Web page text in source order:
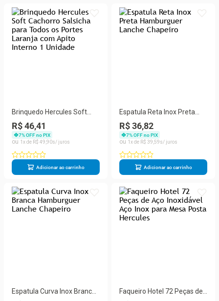
Brinquedo Hercules Soft
Cachorro Salsicha para
Todos os Portes Laranja
com Apito Interno 1 Unidade
R$ 46,41
7% OFF no PIX
1
R$ 49 90
Adicionar ao carrinho
Espatula Reta Inox Preta
Hamburguer Lanche
Chapeiro
R$ 36,82
7% OFF no PIX
1
R$ 39 59
Adicionar ao carrinho
Espatula Curva Inox Branca
Faqueiro Hotel 72 Peças de